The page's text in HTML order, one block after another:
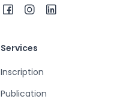
Services
Inscription
Publication